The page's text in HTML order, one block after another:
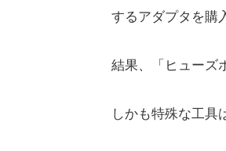
するアダプタを購
結果、「ヒューズ
しかも特殊な工具